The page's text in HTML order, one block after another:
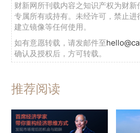
财新网所刊载内容之知识产权为财新
专属所有或持有。未经许可，禁止进
建立镜像等任何使用。
如有意愿转载，请发邮件至
确认及授权后，方可转载。
推荐阅读